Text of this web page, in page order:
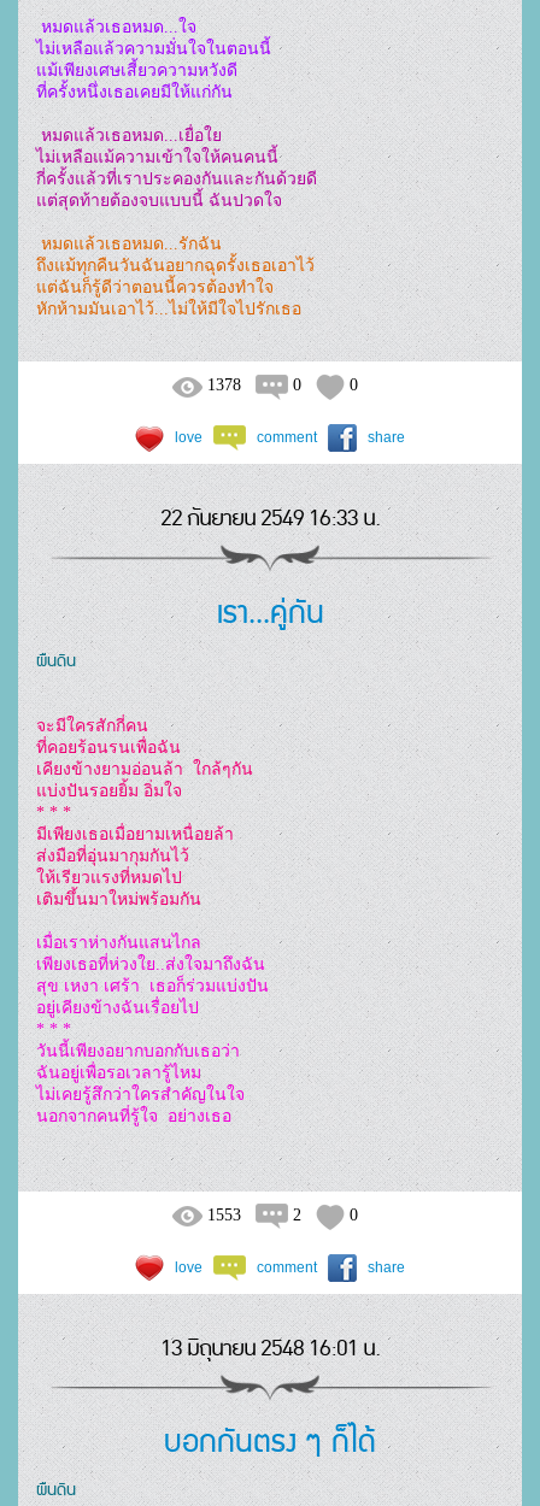
ไม่เหลือแล้วความมั่นใจในตอนนี้
แม้เพียงเศษเสี้ยวความหวังดี
ที่ครั้งหนึ่งเธอเคยมีให้แก่กัน
ไม่เหลือแม้ความเข้าใจให้คนคนนี้
กี่ครั้งแล้วที่เราประคองกันและกันด้วยดี
แต่สุดท้ายต้องจบแบบนี้ ฉันปวดใจ
ถึงแม้ทุกคืนวันฉันอยากฉุดรั้งเธอเอาไว้
แต่ฉันก็รู้ดีว่าตอนนี้ควรต้องทำใจ
หักห้ามมันเอาไว้...ไม่ให้มีใจไปรักเธอ
1378 0 0
love comment share
22 กันยายน 2549 16:33 น.
เรา...คู่กัน
ผืนดิน
จะมีใครสักกี่คน
ที่คอยร้อนรนเพื่อฉัน
เคียงข้างยามอ่อนล้า  ใกล้ๆกัน
แบ่งปันรอยยิ้ม อิ่มใจ
* * *
มีเพียงเธอเมื่อยามเหนื่อยล้า
ส่งมือที่อุ่นมากุมกันไว้
ให้เรียวแรงที่หมดไป
เติมขึ้นมาใหม่พร้อมกัน
เมื่อเราห่างกันแสนไกล
เพียงเธอที่ห่วงใย..ส่งใจมาถึงฉัน
สุข เหงา เศร้า  เธอก็ร่วมแบ่งปัน
อยู่เคียงข้างฉันเรื่อยไป
* * *
วันนี้เพียงอยากบอกกับเธอว่า
ฉันอยู่เพื่อรอเวลารู้ไหม
ไม่เคยรู้สึกว่าใครสำคัญในใจ
1553 2 0
love comment share
13 มิถุนายน 2548 16:01 น.
บอกกันตรง ๆ ก็ได้
ผืนดิน